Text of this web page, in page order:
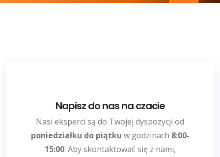
Napisz do nas na czacie
Nasi eksperci są do Twojej dyspozycji od
poniedziałku do piątku w godzinach 8:00-
15:00. Aby skontaktować się z nami,